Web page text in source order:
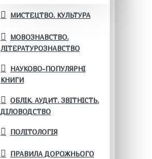
МИСТЕЦТВО. КУЛЬТУРА
МОВОЗНАВСТВО.
ЛІТЕРАТУРОЗНАВСТВО
НАУКОВО-ПОПУЛЯРНІ
КНИГИ
ОБЛІК. АУДИТ. ЗВІТНІСТЬ.
ДІЛОВОДСТВО
ПОЛІТОЛОГІЯ
ПРАВИЛА ДОРОЖНЬОГО